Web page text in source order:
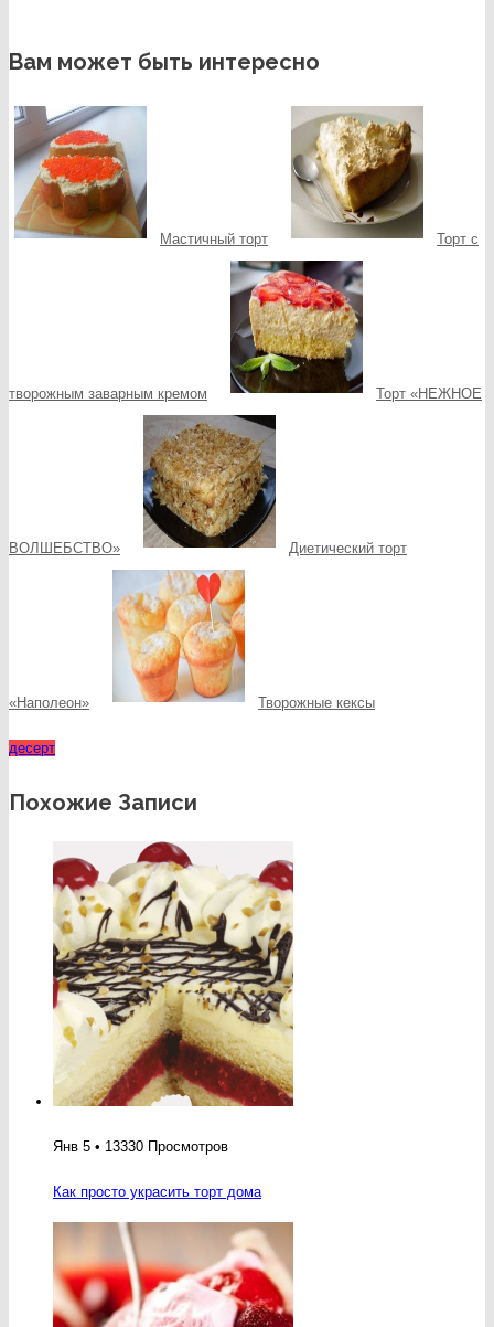
Вам может быть интересно
Мастичный торт Торт с
творожным заварным кремом Торт «НЕЖНОЕ
ВОЛШЕБСТВО» Диетический торт
«Наполеон» Творожные кексы
десерт
Похожие Записи
Янв 5 • 13330 Просмотров
Как просто украсить торт дома